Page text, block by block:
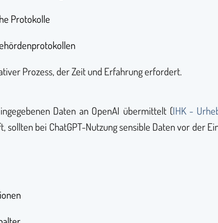
Protokolle
Prozess, der Zeit und Erfahrung erfordert.
Daten an OpenAI übermittelt (IHK -
sollten bei ChatGPT-Nutzung sensible Daten vor der